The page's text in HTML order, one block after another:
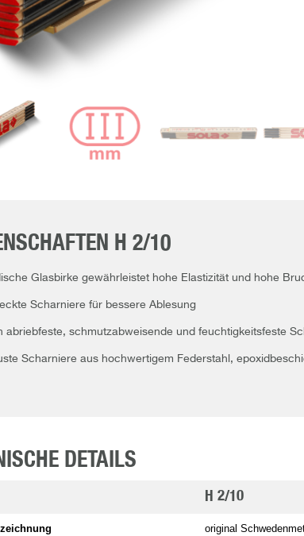
H 2/10
Glasbirke gewährleistet hohe Elastizität und hohe
Scharniere für bessere Ablesung
abriebfeste, schmutzabweisende und feuchtigkeitsfeste
Scharniere aus hochwertigem Federstahl,
DETAILS
H 2/10
original